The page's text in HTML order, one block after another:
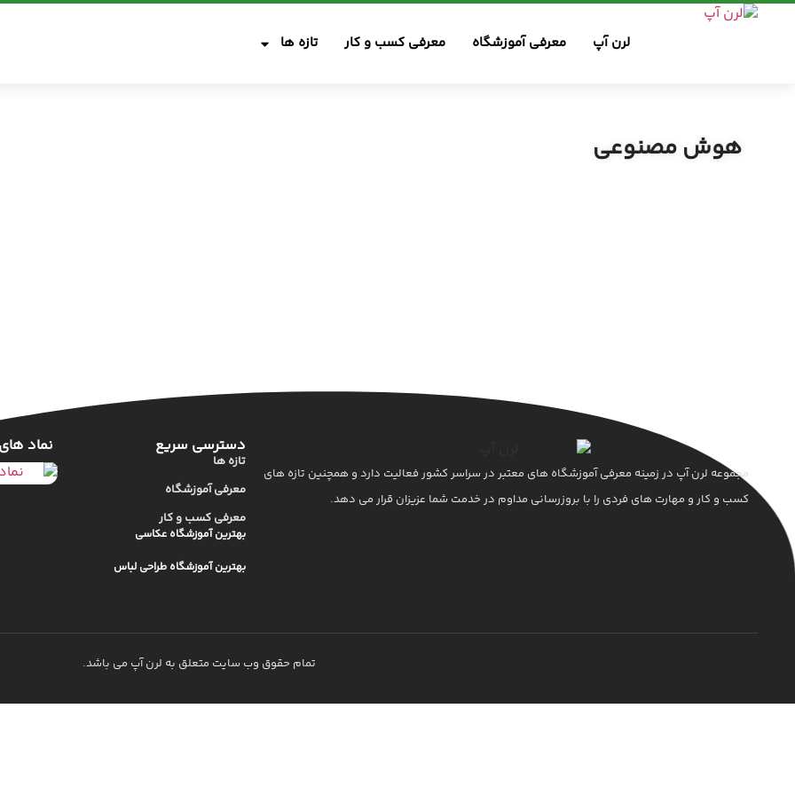
لرن آپ معرفی آموزشگاه معرفی کسب و کار تازه ها
هوش مصنوعی
مجموعه لرن آپ در زمینه معرفی آموزشگاه های معتبر در سراسر کشور فعالیت دارد و همچنین تازه های
کسب و کار و مهارت های فردی را با بروزرسانی مداوم در خدمت شما عزیزان قرار می دهد.
دسترسی سریع
تازه ها
معرفی آموزشگاه
معرفی کسب و کار
بهترین آموزشگاه عکاسی
بهترین آموزشگاه طراحی لباس
نماد
تمام حقوق وب سایت متعلق به لرن آپ می باشد.